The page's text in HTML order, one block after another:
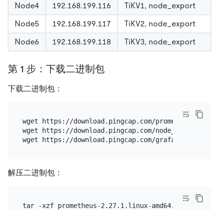
Node4
192.168.199.116
TiKV1, node_export
Node5
192.168.199.117
TiKV2, node_export
Node6
192.168.199.118 TiKV3, node_export
第 1 步：下载二进制包
下载二进制包：
wget https://download.pingcap.com/prometheus-
wget https://download.pingcap.com/node_exporter-
解压二进制包：
tar -xzf prometheus-2.27.1.linux-amd64.tar.gz